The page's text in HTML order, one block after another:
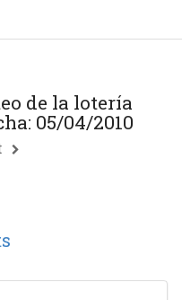
de la lotería
05/04/2010